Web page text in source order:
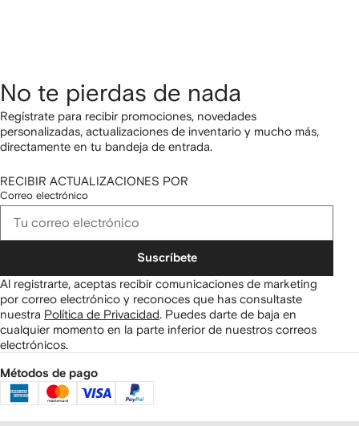
No te pierdas de nada
Regístrate para recibir promociones, novedades
personalizadas, actualizaciones de inventario y mucho más,
directamente en tu bandeja de entrada.
RECIBIR ACTUALIZACIONES POR
Correo electrónico
Suscríbete
Al registrarte, aceptas recibir comunicaciones de marketing
por correo electrónico y reconoces que has consultaste
nuestra Política de Privacidad Puedes darte de baja en
cualquier momento en la parte inferior de nuestros correos
electrónicos.
Métodos de pago